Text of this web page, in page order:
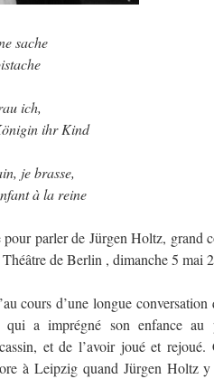
sache
ich,
ihr Kind
je brasse,
à la reine
parler de Jürgen Holtz,
de Berlin , dimanche 5 mai
cours d’une longue
qui a imprégné son enfance
et de l’avoir joué et
à Leipzig quand Jürgen Holtz